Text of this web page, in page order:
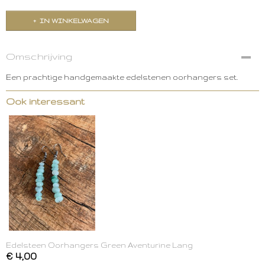
IN WINKELWAGEN
Omschrijving
Een prachtige handgemaakte edelstenen oorhangers set.
Ook interessant
Edelsteen Oorhangers Green Aventurine Lang
€ 4,00